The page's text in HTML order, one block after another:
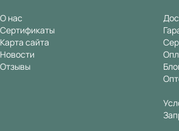
О нас
Сертификаты
Карта сайта
Новости
Отзывы